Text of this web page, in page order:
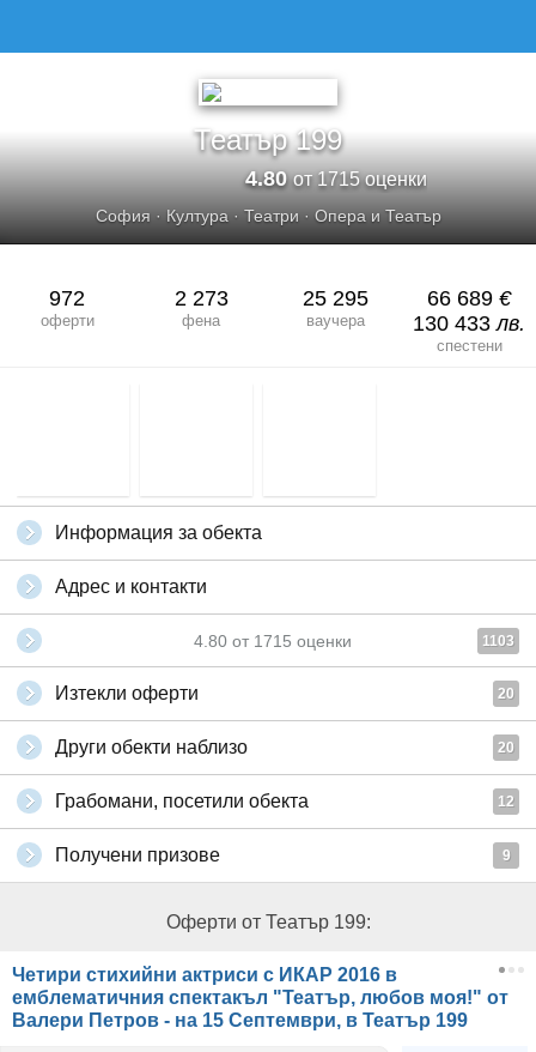
Театър 199
4.80от 1715 оценки
София· Култура· Театри· Опера и Театър
972
оферти
2 273
фена
25 295
ваучера
66 689 €
130 433лв.
спестени
Информация за обекта
Адрес и контакти
4.80 от 1715 оценки 1103
Изтекли оферти 20
Други обекти наблизо 20
Грабомани, посетили обекта 12
Получени призове 9
Оферти от Театър 199:
Четири стихийни актриси с ИКАР 2016 в
емблематичния спектакъл "Театър, любов моя!" от
Валери Петров - на 15 Септември, в Театър 199